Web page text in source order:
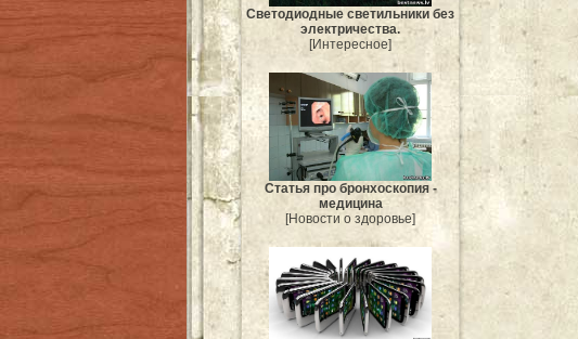
Светодиодные светильники без
электричества.
[Интересное]
Статья про бронхоскопия -
медицина
[Новости о здоровье]